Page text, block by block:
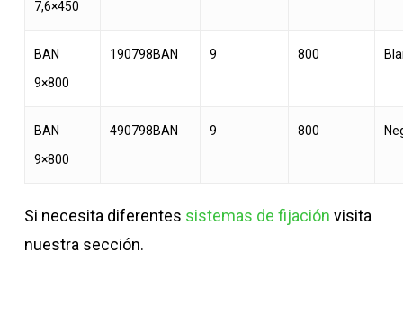
7,6×450
BAN
9×800
190798BAN 9 800
BAN
9×800
490798BAN 9 800
Si necesita diferentes sistemas de fijación visita
nuestra sección.